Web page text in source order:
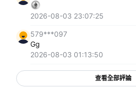
2026-08-03 23:07:25
579***097
Gg
2026-08-03 01:13:50
查看全部評論